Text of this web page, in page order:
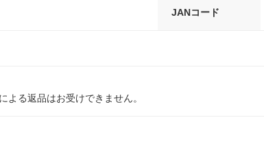
JANコード
よる返品はお受けできません。